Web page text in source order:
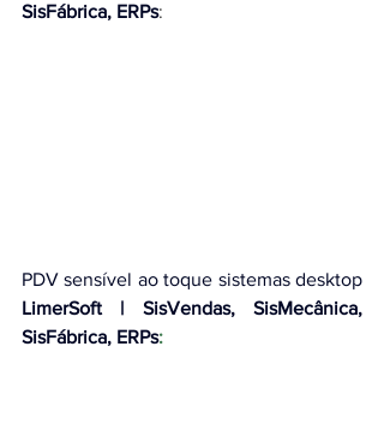
SisFábrica, ERPs:
PDV sensível ao toque sistemas desktop
LimerSoft | SisVendas, SisMecânica,
SisFábrica, ERPs: